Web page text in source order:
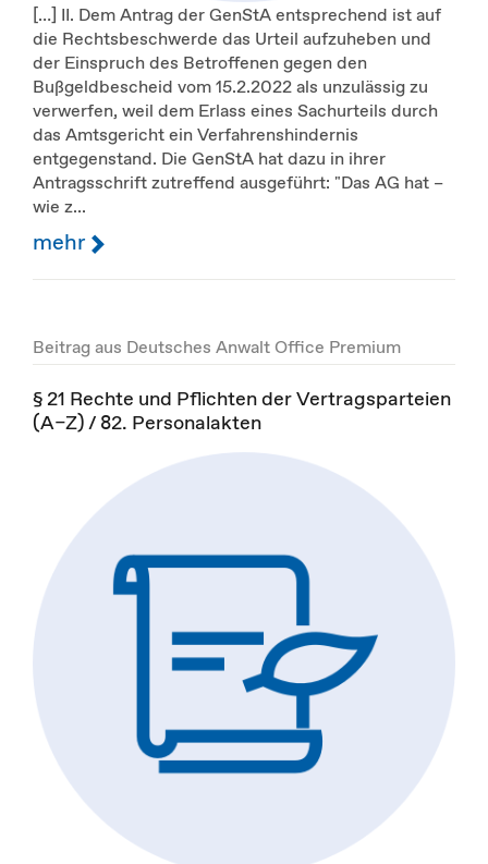
[…] II. Dem Antrag der GenStA entsprechend ist auf
die Rechtsbeschwerde das Urteil aufzuheben und
der Einspruch des Betroffenen gegen den
Bußgeldbescheid vom 15.2.2022 als unzulässig zu
verwerfen, weil dem Erlass eines Sachurteils durch
das Amtsgericht ein Verfahrenshindernis
entgegenstand. Die GenStA hat dazu in ihrer
Antragsschrift zutreffend ausgeführt: "Das AG hat –
wie z...
mehr
Beitrag aus Deutsches Anwalt Office Premium
§ 21 Rechte und Pflichten der Vertragsparteien
(A–Z) / 82. Personalakten